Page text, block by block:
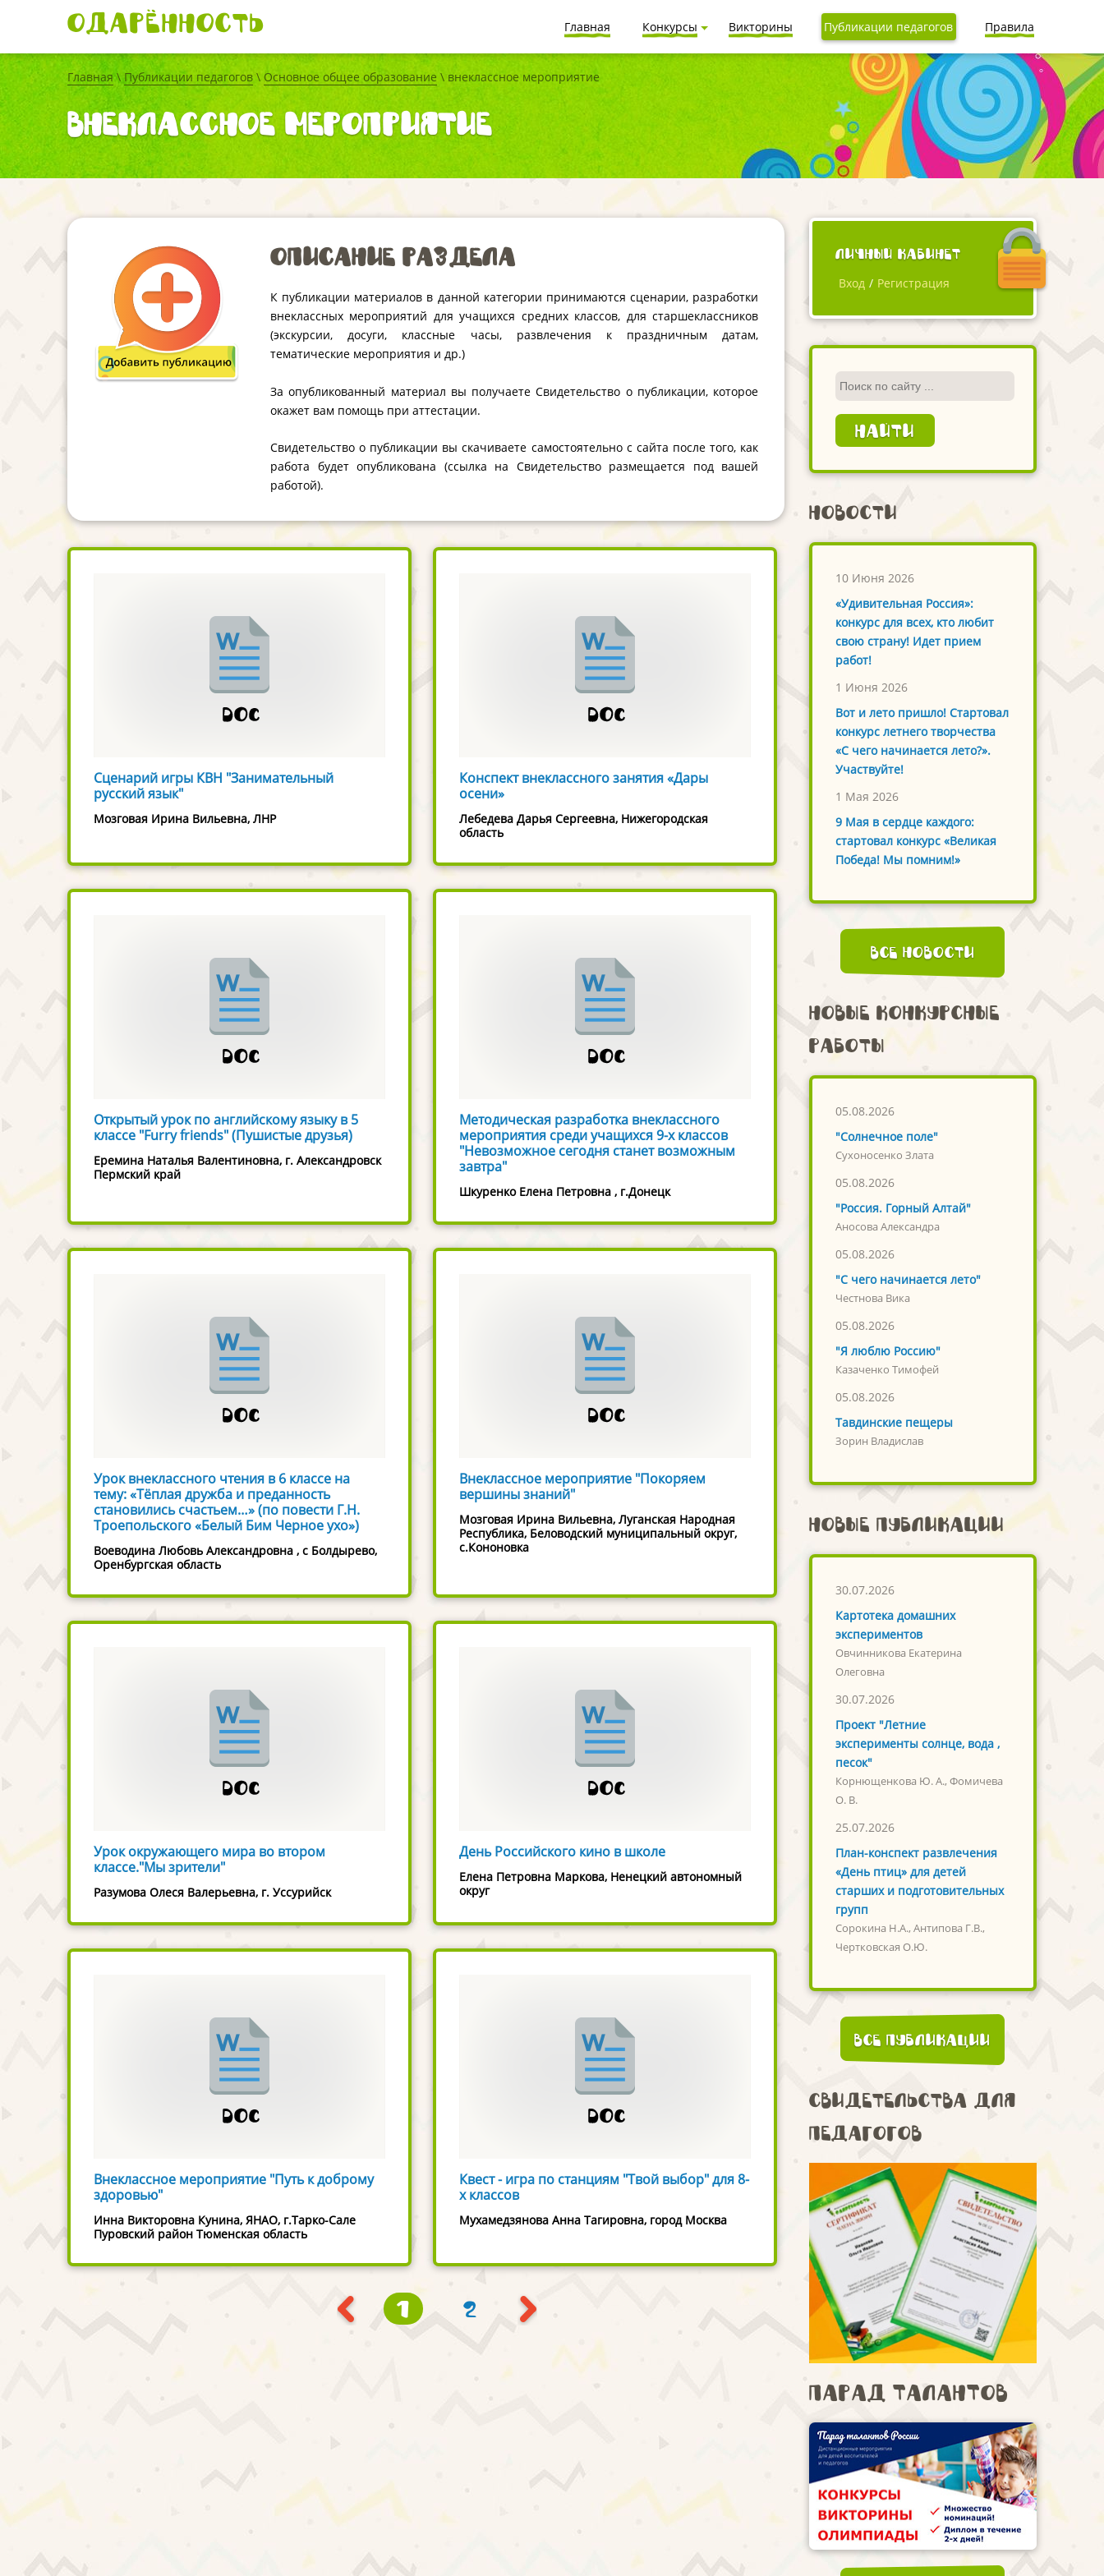
Одарённость Главная Конкурсы Викторины Публикации педагогов Правила
Главная\Публикации педагогов \ Основное общее образование \ внеклассное мероприятие
внеклассное мероприятие
Описание раздела
К публикации материалов в данной категории принимаются сценарии, разработки
внеклассных мероприятий для учащихся средних классов, для старшеклассников
(экскурсии, досуги, классные часы, развлечения к праздничным датам,
тематические мероприятия и др.)
За опубликованный материал вы получаете Свидетельство о публикации, которое
окажет вам помощь при аттестации.
Свидетельство о публикации вы скачиваете самостоятельно с сайта после того, как
работа будет опубликована (ссылка на Свидетельство размещается под вашей
работой).
Сценарий игры КВН "Занимательный
русский язык"
Мозговая Ирина Вильевна, ЛНР
Конспект внеклассного занятия «Дары
осени»
Лебедева Дарья Сергеевна, Нижегородская
область
Открытый урок по английскому языку в 5
классе "Furry friends" (Пушистые друзья)
Еремина Наталья Валентиновна, г. Александровск
Пермский край
Методическая разработка внеклассного
мероприятия среди учащихся 9-х классов
"Невозможное сегодня станет возможным
завтра"
Шкуренко Елена Петровна , г.Донецк
Урок внеклассного чтения в 6 классе на
тему: «Тёплая дружба и преданность
становились счастьем…» (по повести Г.Н.
Троепольского «Белый Бим Черное ухо»)
Воеводина Любовь Александровна , с Болдырево,
Оренбургская область
Внеклассное мероприятие "Покоряем
вершины знаний"
Мозговая Ирина Вильевна, Луганская Народная
Республика, Беловодский муниципальный округ,
с.Кононовка
Урок окружающего мира во втором
классе."Мы зрители"
Разумова Олеся Валерьевна, г. Уссурийск
День Российского кино в школе
Елена Петровна Маркова, Ненецкий автономный
округ
Внеклассное мероприятие "Путь к доброму
здоровью"
Инна Викторовна Кунина, ЯНАО, г.Тарко-Сале
Пуровский район Тюменская область
Квест - игра по станциям "Твой выбор" для 8-
х классов
Мухамедзянова Анна Тагировна, город Москва
1 2
Личный кабинет
Вход / Регистрация
Новости
10 Июня 2026
«Удивительная Россия»:
конкурс для всех, кто любит
свою страну! Идет прием
работ!
1 Июня 2026
Вот и лето пришло! Стартовал
конкурс летнего творчества
«С чего начинается лето?».
Участвуйте!
1 Мая 2026
9 Мая в сердце каждого:
стартовал конкурс «Великая
Победа! Мы помним!»
Все новости
Новые конкурсные
работы
05.08.2026
"Солнечное поле"
Сухоносенко Злата
05.08.2026
"Россия. Горный Алтай"
Аносова Александра
05.08.2026
"С чего начинается лето"
Честнова Вика
05.08.2026
"Я люблю Россию"
Казаченко Тимофей
05.08.2026
Тавдинские пещеры
Зорин Владислав
Новые публикации
30.07.2026
Картотека домашних
экспериментов
Овчинникова Екатерина
Олеговна
30.07.2026
Проект "Летние
эксперименты солнце, вода ,
песок"
Корнющенкова Ю. А., Фомичева
О. В.
25.07.2026
План-конспект развлечения
«День птиц» для детей
старших и подготовительных
групп
Сорокина Н.А., Антипова Г.В.,
Чертковская О.Ю.
Все публикации
Свидетельства для
педагогов
Парад талантов